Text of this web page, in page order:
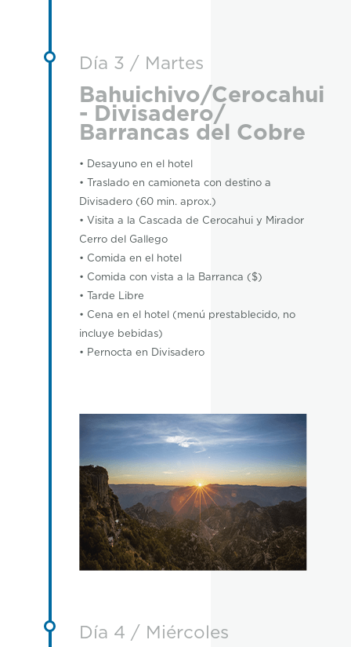
Día 3 / Martes
Bahuichivo/Cerocahui
- Divisadero/
Barrancas del Cobre
• Desayuno en el hotel
• Traslado en camioneta con destino a
Divisadero (60 min. aprox.)
• Visita a la Cascada de Cerocahui y Mirador
Cerro del Gallego
• Comida en el hotel
• Comida con vista a la Barranca ($)
• Tarde Libre
• Cena en el hotel (menú prestablecido, no
incluye bebidas)
• Pernocta en Divisadero
Día 4 / Miércoles